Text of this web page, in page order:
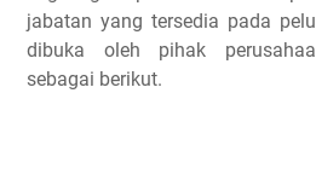
jabatan yang tersedia pada
dibuka oleh pihak
sebagai berikut.